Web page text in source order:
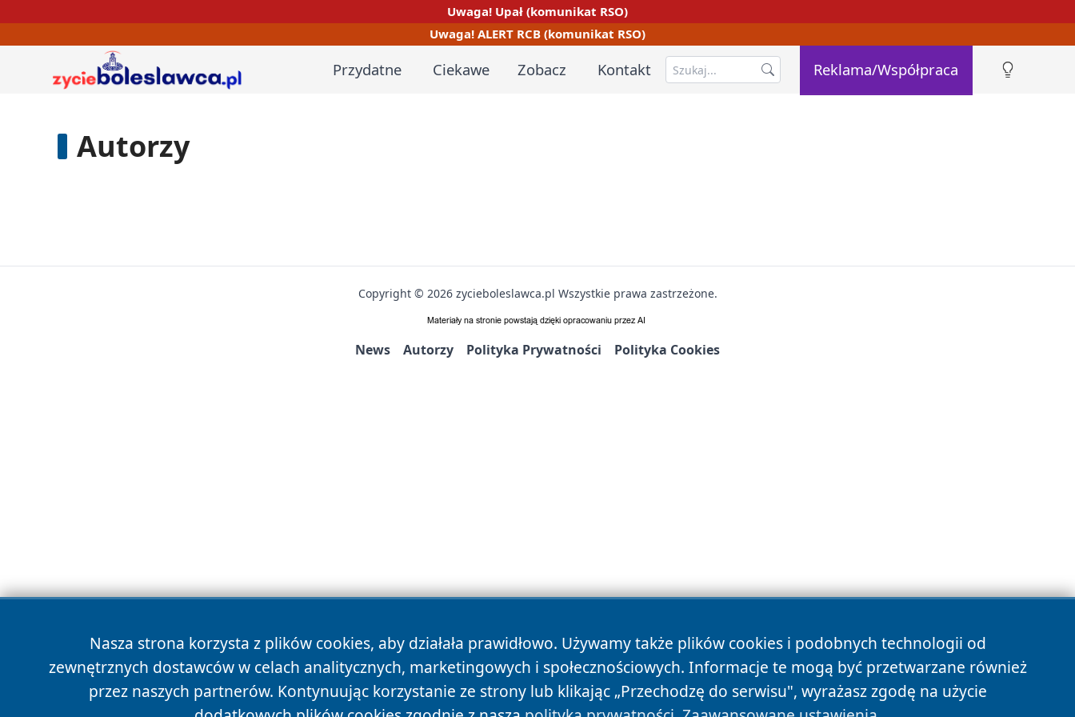
Uwaga! Upał (komunikat RSO)
Uwaga! ALERT RCB (komunikat RSO)
Przydatne Ciekawe Zobacz Kontakt Reklama/Współpraca
Autorzy
Nasza strona korzysta z plików cookies, aby działała prawidłowo. Używamy także plików cookies i podobnych technologii od
zewnętrznych dostawców w celach analitycznych, marketingowych i społecznościowych. Informacje te mogą być przetwarzane również
przez naszych partnerów. Kontynuując korzystanie ze strony lub klikając „Przechodzę do serwisu", wyrażasz zgodę na użycie
Copyright © 2026 zycieboleslawca.pl Wszystkie prawa zastrzeżone.
News Autorzy Polityka Prywatności Polityka Cookies